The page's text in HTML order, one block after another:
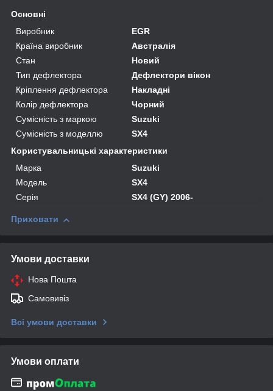
Основні
Виробник
EGR
Країна виробник
Австралія
Стан
Новий
Тип дефлектора
Дефлектори вікон
Кріплення дефлектора
Накладні
Колір дефлектора
Чорний
Сумісність з маркою
Suzuki
Сумісність з моделлю
SX4
Користувальницькі характеристики
Марка
Suzuki
Модель
SX4
Серія
SX4 (GY) 2006-
Приховати
Умови доставки
Нова Пошта
Самовивіз
Всі умови доставки
Умови оплати